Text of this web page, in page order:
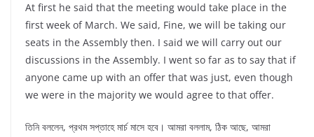
At first he said that the meeting would take place in the
first week of March. We said, Fine, we will be taking our
seats in the Assembly then. I said we will carry out our
discussions in the Assembly. I went so far as to say that if
anyone came up with an offer that was just, even though
we were in the majority we would agree to that offer.
তিনি বললেন, প্রথম সপ্তাহে মার্চ মাসে হবে। আমরা বললাম, ঠিক আছে, আমরা